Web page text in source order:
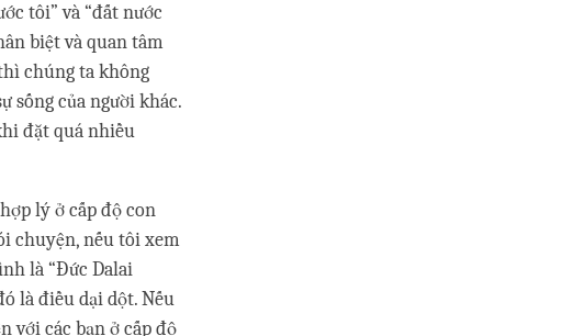
tôi” và “đất nước
biệt và quan tâm
chúng ta không
sống của người khác.
đặt quá nhiều
lý ở cấp độ con
chuyện, nếu tôi xem
là “Đức Dalai
là điều dại dột. Nếu
với các bạn ở cấp độ